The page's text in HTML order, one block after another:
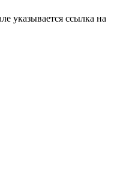
указывается ссылка на